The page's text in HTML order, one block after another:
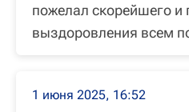
пожелал скорейшего и
выздоровления всем
1 июня 2025, 16:52